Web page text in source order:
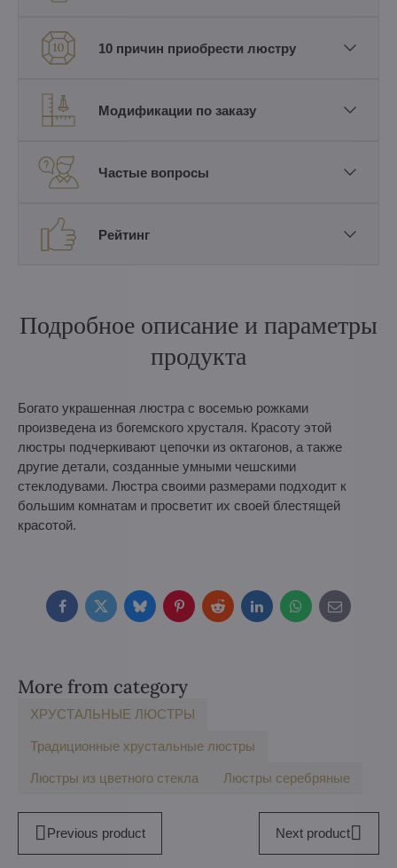
10 причин приобрести люстру
Модификации по заказу
Частые вопросы
Рейтинг
Подробное описание и параметры
продукта
Богато украшенная люстра с восемью рожками
произведена из богемского хрусталя. Красоту этой
люстры подчеркивают цепочки из октагонов, а также
другие детали, созданные умными чешскими
стеклодувами. Люстра своими размерами подходит к
большим комнатам и просветит их своей блестящей
красотой.
FacebookTwitterBlueskyPinterestRedditLinkedInWhatsApp
E-
mail
More from category
ХРУСТАЛЬНЫЕ ЛЮСТРЫ
Традиционные хрустальные люстры
Люстры из цветного стекла Люстры серебряные
Previous product Next product